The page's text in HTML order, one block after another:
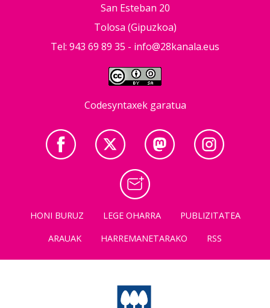
San Esteban 20
Tolosa (Gipuzkoa)
Tel: 943 69 89 35 - info@28kanala.eus
Codesyntaxek garatua
HONI BURUZ LEGE OHARRA
PUBLIZITATEA
ARAUAK
HARREMANETARAKO RSS